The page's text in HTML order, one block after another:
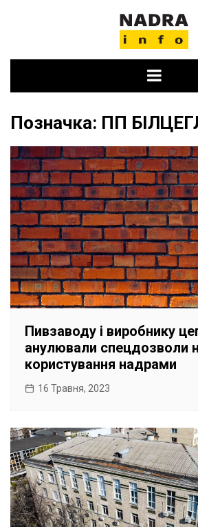
Позначка: ПП
Пивзаводу і виробнику
анулювали спецдозволи
користування надрами
16 Травня, 2023